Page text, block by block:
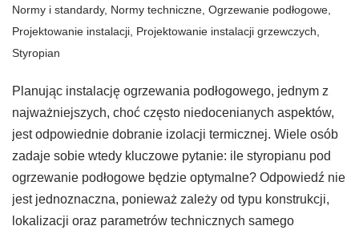
Normy i standardy, Normy techniczne Ogrzewanie podłogowe
Projektowanie instalacji Projektowanie instalacji grzewczych
Styropian
Planując instalację ogrzewania podłogowego, jednym z
najważniejszych, choć często niedocenianych aspektów,
jest odpowiednie dobranie izolacji termicznej. Wiele osób
zadaje sobie wtedy kluczowe pytanie: ile styropianu pod
ogrzewanie podłogowe będzie optymalne? Odpowiedź nie
jest jednoznaczna, ponieważ zależy od typu konstrukcji,
lokalizacji oraz parametrów technicznych samego